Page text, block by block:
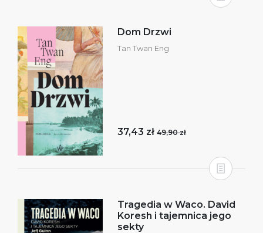
Dom Drzwi
Tan Twan Eng
37,43 zł 49,90 zł
Tragedia w Waco. David
Koresh i tajemnica jego
sekty